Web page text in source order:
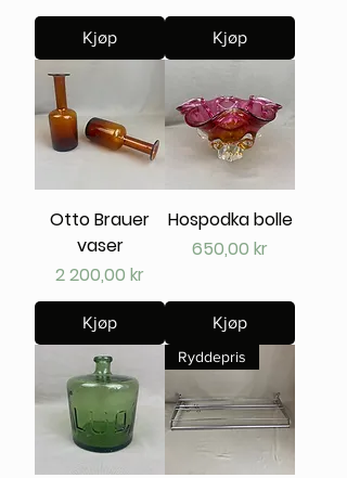
Kjøp Kjøp
Otto Brauer
vaser
Pris
2 200,00 kr
Kjøp
Hospodka bolle
Pris
650,00 kr
Kjøp
Ryddepris